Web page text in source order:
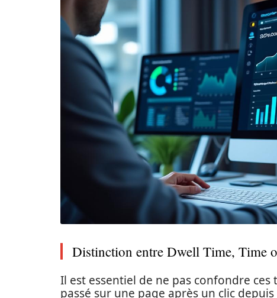
Distinction entre Dwell Time, Time
Il est essentiel de ne pas confondre
passé sur une page après un clic